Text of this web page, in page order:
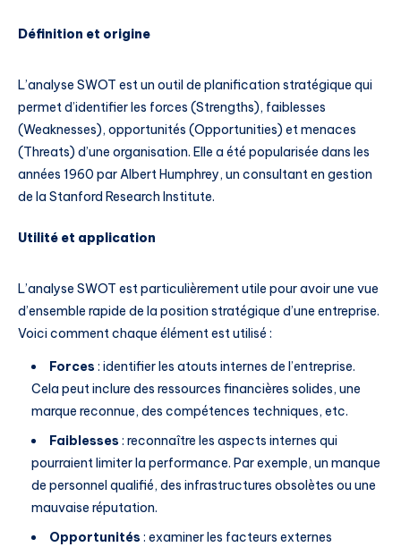
Définition et origine
L’analyse SWOT est un outil de planification stratégique qui
permet d’identifier les forces (Strengths), faiblesses
(Weaknesses), opportunités (Opportunities) et menaces
(Threats) d’une organisation. Elle a été popularisée dans les
années 1960 par Albert Humphrey, un consultant en gestion
de la Stanford Research Institute.
Utilité et application
L’analyse SWOT est particulièrement utile pour avoir une vue
d’ensemble rapide de la position stratégique d’une entreprise.
Voici comment chaque élément est utilisé :
Forces : identifier les atouts internes de l’entreprise.
Cela peut inclure des ressources financières solides, une
marque reconnue, des compétences techniques, etc.
Faiblesses : reconnaître les aspects internes qui
pourraient limiter la performance. Par exemple, un manque
de personnel qualifié, des infrastructures obsolètes ou une
mauvaise réputation.
Opportunités : examiner les facteurs externes